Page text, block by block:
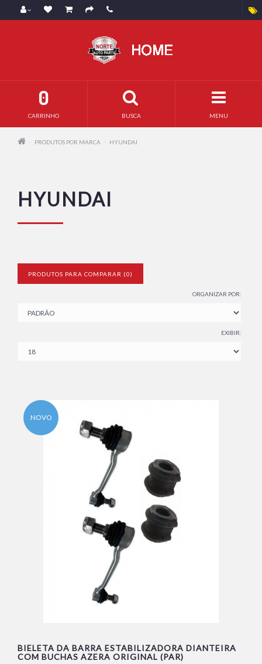
MENU
BUSCA
0
CARRINHO
PRODUTOS POR MARCA HYUNDAI
HYUNDAI
PRODUTOS PARA COMPARAR (0)
ORGANIZAR POR:
EXIBIR:
NOVO
BIELETA DA BARRA ESTABILIZADORA DIANTEIRA
COM BUCHAS AZERA ORIGINAL (PAR)